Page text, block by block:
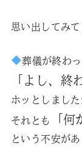
思い出してみ
葬儀が終わ
「よし、終
ホッとしました
それとも 「何
という不安が